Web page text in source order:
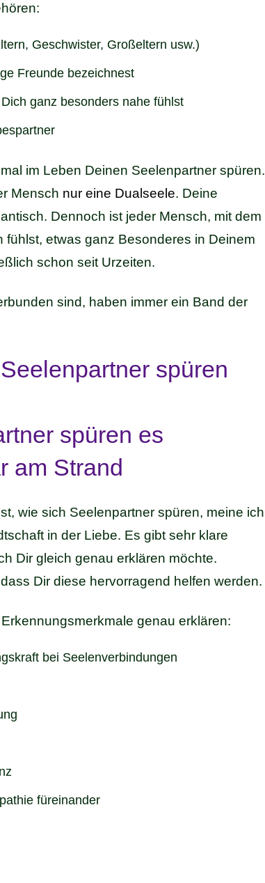
Geschwister, Großeltern usw.)
Freunde bezeichnest
ganz besonders nahe fühlst
im Leben Deinen Seelenpartner spüren.
Mensch nur eine Dualseele. Deine
Dennoch ist jeder Mensch, mit dem
fühlst, etwas ganz Besonderes in Deinem
schon seit Urzeiten.
sind, haben immer ein Band der
spüren
wie sich Seelenpartner spüren, meine ich
in der Liebe. Es gibt sehr klare
Dir gleich genau erklären möchte.
Dir diese hervorragend helfen werden.
genau erklären:
bei Seelenverbindungen
füreinander